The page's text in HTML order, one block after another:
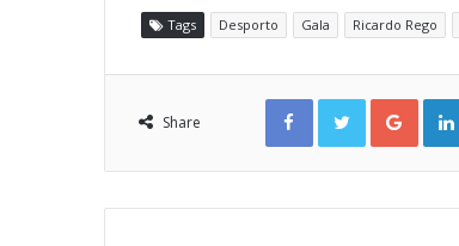
Tags Desporto Gala Ricardo Rego
Share
Facebook Twitter Google+